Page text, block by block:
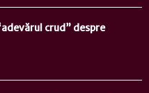
crud” despre